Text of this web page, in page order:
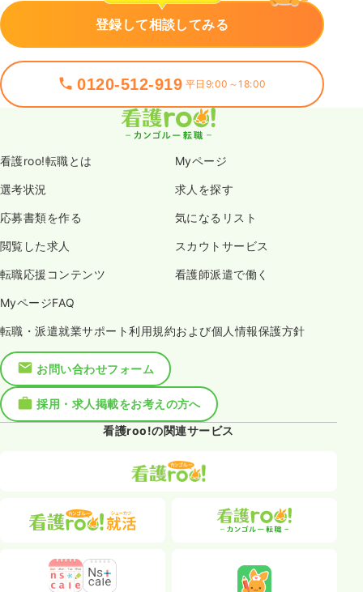
登録して相談してみる
0120-512-919 平日9:00～18:00
看護roo!転職とは Myページ
選考状況 求人を探す
応募書類を作る 気になるリスト
閲覧した求人 スカウトサービス
転職応援コンテンツ 看護師派遣で働く
MyページFAQ
転職・派遣就業サポート利用規約および個人情報保護方針
お問い合わせフォーム
採用・求人掲載をお考えの方へ
看護roo!の関連サービス